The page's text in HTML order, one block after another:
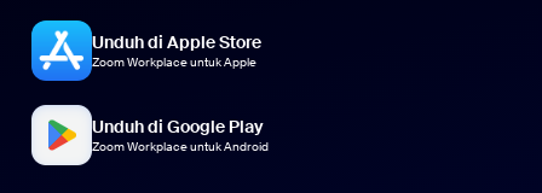
Unduh di Apple Store
Zoom Workplace untuk Apple
Unduh di Google Play
Zoom Workplace untuk Android